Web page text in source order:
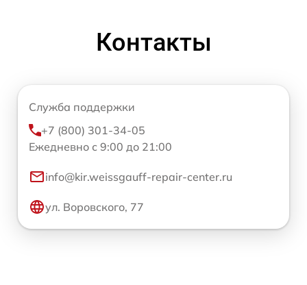
Контакты
Служба поддержки
+7 (800) 301-34-05
Ежедневно с 9:00 до 21:00
info@kir.weissgauff-repair-center.ru
ул. Воровского, 77